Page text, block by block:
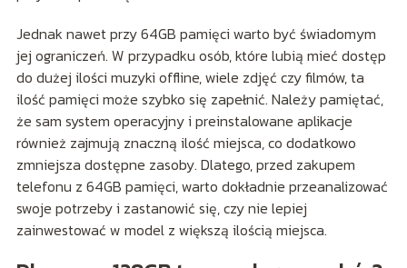
Jednak nawet przy 64GB pamięci warto być świadomym
jej ograniczeń. W przypadku osób, które lubią mieć dostęp
do dużej ilości muzyki offline, wiele zdjęć czy filmów, ta
ilość pamięci może szybko się zapełnić. Należy pamiętać,
że sam system operacyjny i preinstalowane aplikacje
również zajmują znaczną ilość miejsca, co dodatkowo
zmniejsza dostępne zasoby. Dlatego, przed zakupem
telefonu z 64GB pamięci, warto dokładnie przeanalizować
swoje potrzeby i zastanowić się, czy nie lepiej
zainwestować w model z większą ilością miejsca.